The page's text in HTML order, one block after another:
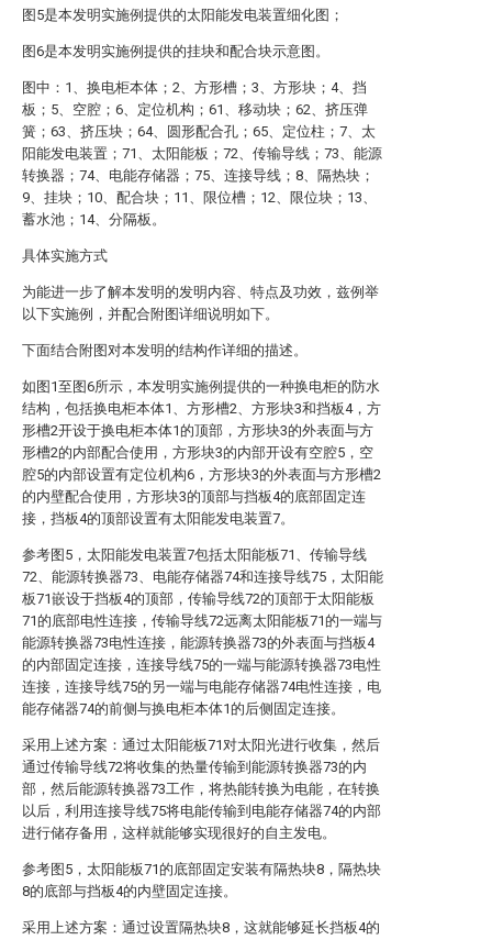
图5是本发明实施例提供的太阳能发电装置细化图；
图6是本发明实施例提供的挂块和配合块示意图。
图中：1、换电柜本体；2、方形槽；3、方形块；4、挡
板；5、空腔；6、定位机构；61、移动块；62、挤压弹
簧；63、挤压块；64、圆形配合孔；65、定位柱；7、太
阳能发电装置；71、太阳能板；72、传输导线；73、能源
转换器；74、电能存储器；75、连接导线；8、隔热块；
9、挂块；10、配合块；11、限位槽；12、限位块；13、
蓄水池；14、分隔板。
具体实施方式
为能进一步了解本发明的发明内容、特点及功效，兹例举
以下实施例，并配合附图详细说明如下。
下面结合附图对本发明的结构作详细的描述。
如图1至图6所示，本发明实施例提供的一种换电柜的防水
结构，包括换电柜本体1、方形槽2、方形块3和挡板4，方
形槽2开设于换电柜本体1的顶部，方形块3的外表面与方
形槽2的内部配合使用，方形块3的内部开设有空腔5，空
腔5的内部设置有定位机构6，方形块3的外表面与方形槽2
的内壁配合使用，方形块3的顶部与挡板4的底部固定连
接，挡板4的顶部设置有太阳能发电装置7。
参考图5，太阳能发电装置7包括太阳能板71、传输导线
72、能源转换器73、电能存储器74和连接导线75，太阳能
板71嵌设于挡板4的顶部，传输导线72的顶部于太阳能板
71的底部电性连接，传输导线72远离太阳能板71的一端与
能源转换器73电性连接，能源转换器73的外表面与挡板4
的内部固定连接，连接导线75的一端与能源转换器73电性
连接，连接导线75的另一端与电能存储器74电性连接，电
能存储器74的前侧与换电柜本体1的后侧固定连接。
采用上述方案：通过太阳能板71对太阳光进行收集，然后
通过传输导线72将收集的热量传输到能源转换器73的内
部，然后能源转换器73工作，将热能转换为电能，在转换
以后，利用连接导线75将电能传输到电能存储器74的内部
进行储存备用，这样就能够实现很好的自主发电。
参考图5，太阳能板71的底部固定安装有隔热块8，隔热块
8的底部与挡板4的内壁固定连接。
采用上述方案：通过设置隔热块8，这就能够延长挡板4的